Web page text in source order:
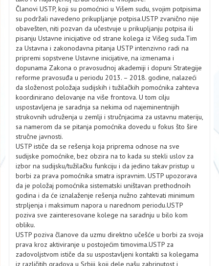
Članovi USTP, koji su pomoćnici u Višem sudu, svojim potpisima
su podržali navedeno prikupljanje potpisa.USTP zvanično nije
obavešten, niti pozvan da učestvuje u prikupljanju potpisa ili
pisanju Ustavne inicijative od strane kolega iz Višeg suda.Tim
za Ustavna i zakonodavna pitanja USTP intenzivno radi na
pripremi sopstvene Ustavne inicijative, na izmenama i
dopunama Zakona o pravosudnoj akademiji i dopuni Strategije
reforme pravosuđa u periodu 2013. – 2018. godine, nalazeći
da složenost položaja sudijskih i tužilačkih pomoćnika zahteva
koordinirano delovanje na više frontova. U tom cilju
uspostavljena je saradnja sa nekima od najeminentnijih
strukovnih udruženja u zemlji i stručnjacima za ustavnu materiju,
sa namerom da se pitanja pomoćnika dovedu u fokus što šire
stručne javnosti.
USTP ističe da se rešenja koja priprema odnose na sve
sudijske pomoćnike, bez obzira na to kada su stekli uslov za
izbor na sudijsku/tužilačku funkciju i da jedino takav pristup u
borbi za prava pomoćnika smatra ispravnim. USTP upozorava
da je položaj pomoćnika sistematski uništavan prethodnoih
godina i da će iznalaženje rešenja nužno zahtevati minimum
strpljenja i maksimum napora u narednom periodu.USTP
poziva sve zainteresovane kolege na saradnju u bilo kom
obliku.
USTP poziva članove da uzmu direktno učešće u borbi za svoja
prava kroz aktiviranje u postojećim timovima.USTP za
zadovoljstvom ističe da su uspostavljeni kontakti sa kolegama